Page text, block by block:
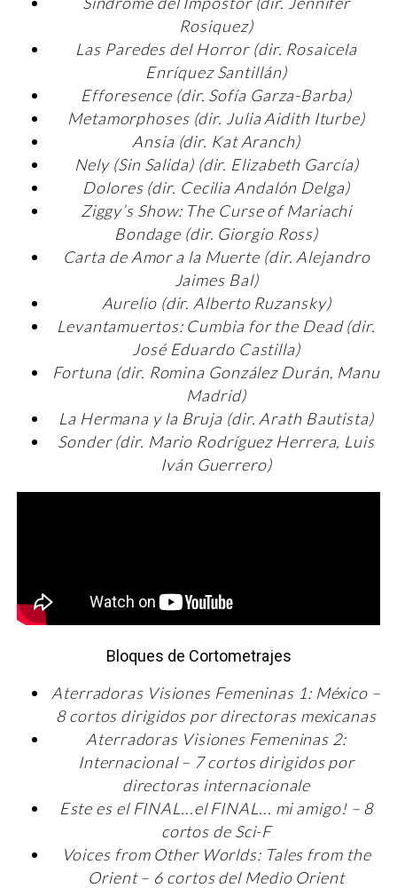
Rosiquez)
Las Paredes del Horror (dir. Rosaicela
Enríquez Santillán)
Efforesence (dir. Sofía Garza-Barba)
Metamorphoses (dir. Julia Aidith Iturbe)
Ansia (dir. Kat Aranch)
Nely (Sin Salida) (dir. Elizabeth García)
Dolores (dir. Cecilia Andalón Delga)
Ziggy’s Show: The Curse of Mariachi
Bondage (dir. Giorgio Ross)
Carta de Amor a la Muerte (dir. Alejandro
Jaimes Bal)
Aurelio (dir. Alberto Ruzansky)
Levantamuertos: Cumbia for the Dead (dir.
José Eduardo Castilla)
Fortuna (dir. Romina González Durán, Manu
Madrid)
La Hermana y la Bruja (dir. Arath Bautista)
Sonder (dir. Mario Rodríguez Herrera, Luis
Iván Guerrero)
Bloques de Cortometrajes
Aterradoras Visiones Femeninas 1: México –
8 cortos dirigidos por directoras mexicanas
Aterradoras Visiones Femeninas 2:
Internacional – 7 cortos dirigidos por
directoras internacionale
Este es el FINAL...el FINAL... mi amigo! – 8
cortos de Sci-F
Voices from Other Worlds: Tales from the
Orient – 6 cortos del Medio Orient